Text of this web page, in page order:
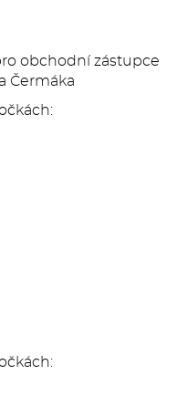
obchodní zástupce
Čermáka